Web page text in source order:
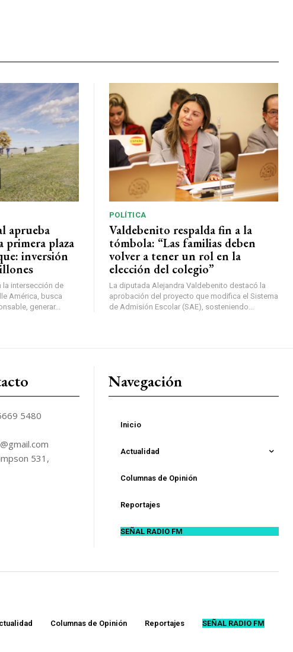
aprueba
primera plaza
inversión
la intersección de
América, busca
generar...
POLÍTICA
Valdebenito respalda fin a la
tómbola: “Las familias deben
volver a tener un rol en la
elección del colegio”
La diputada Alejandra Valdebenito destacó la
aprobación del proyecto que modifica el Sistema
de Admisión Escolar (SAE), sosteniendo...
5480
531,
Navegación
Inicio
Actualidad
Columnas de Opinión
Reportajes
SEÑAL RADIO FM
Columnas de Opinión Reportajes SEÑAL RADIO FM